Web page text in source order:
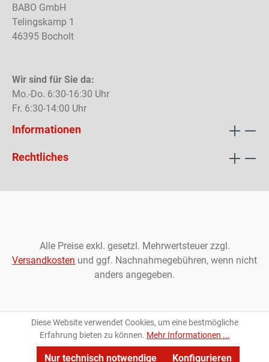
BABO GmbH
Telingskamp 1
46395 Bocholt
Wir sind für Sie da:
Mo.-Do. 6:30-16:30 Uhr
Fr. 6:30-14:00 Uhr
Informationen
Rechtliches
Alle Preise exkl. gesetzl. Mehrwertsteuer zzgl.
Versandkosten und ggf. Nachnahmegebühren, wenn nicht
anders angegeben.
Diese Website verwendet Cookies, um eine bestmögliche
Erfahrung bieten zu können. Mehr Informationen ...
Nur technisch notwendige Konfigurieren